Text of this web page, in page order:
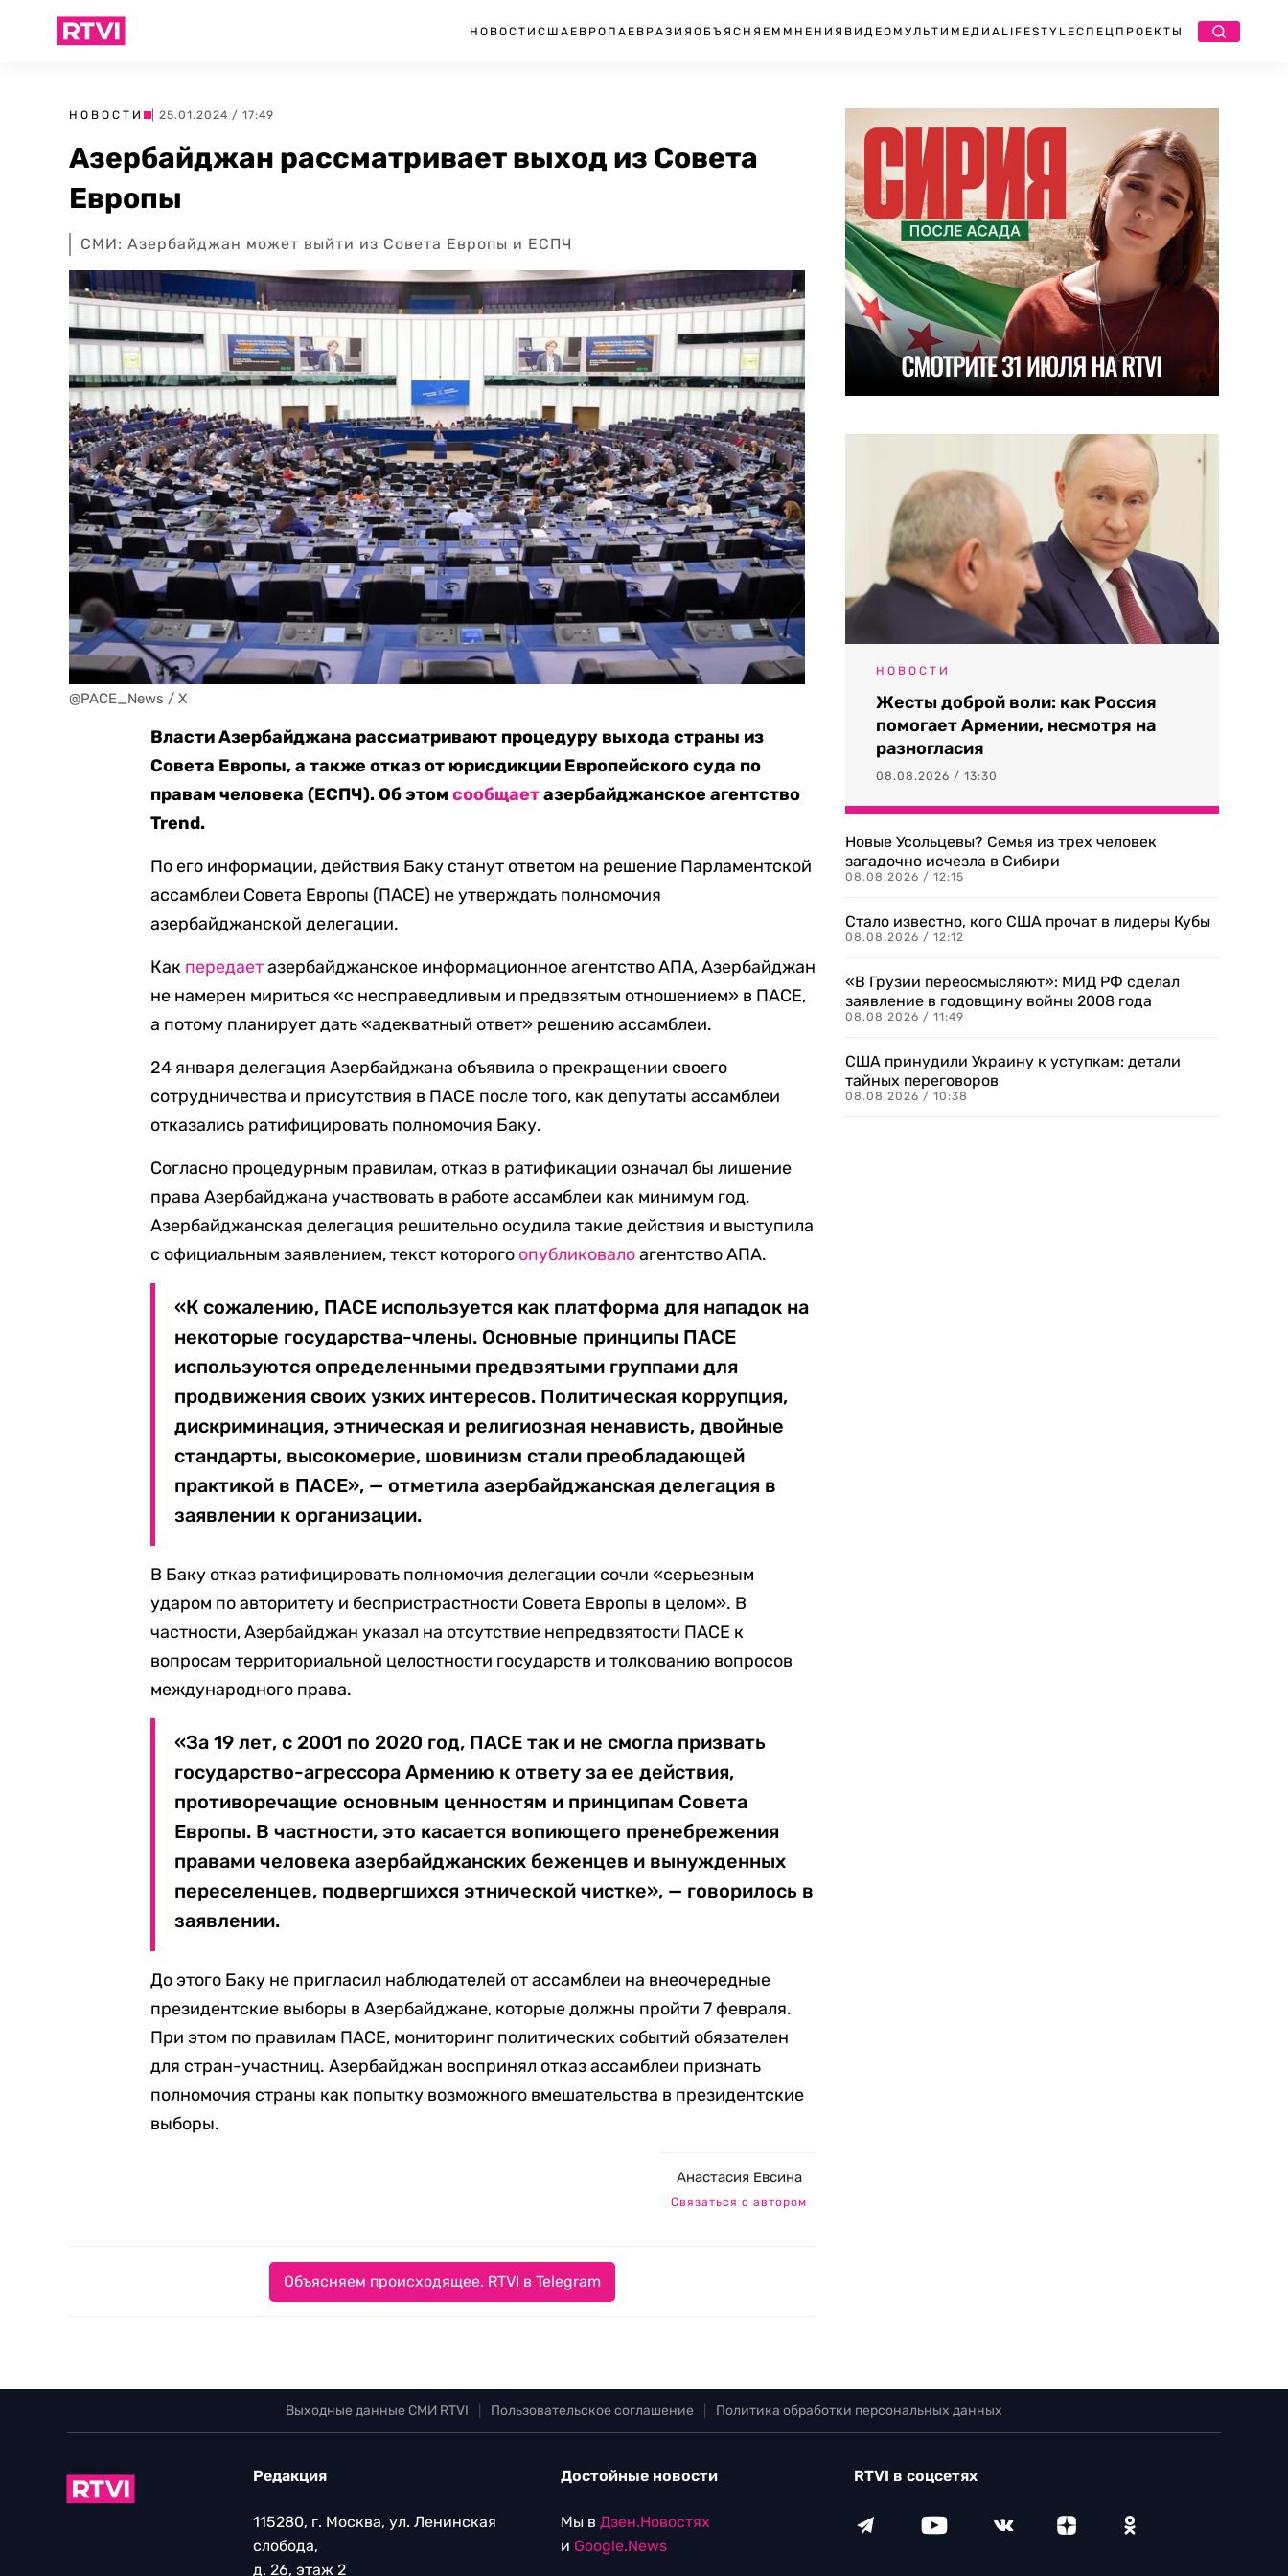
НОВОСТИ США ЕВРОПА ЕВРАЗИЯ ОБЪЯСНЯЕМ МНЕНИЯ ВИДЕО МУЛЬТИМЕДИА LIFESTYLEСПЕЦПРОЕКТЫ
НОВОСТИ | 25.01.2024 / 17:49
Азербайджан рассматривает выход из Совета
Европы
СМИ: Азербайджан может выйти из Совета Европы и ЕСПЧ
@PACE_News / X
Власти Азербайджана рассматривают процедуру выхода страны из
Совета Европы, а также отказ от юрисдикции Европейского суда по
правам человека (ЕСПЧ). Об этомсообщаетазербайджанское агентство
Trend.
По его информации, действия Баку станут ответом на решение Парламентской
ассамблеи Совета Европы (ПАСЕ) не утверждать полномочия
азербайджанской делегации.
Как передаетазербайджанское информационное агентство АПА, Азербайджан
не намерен мириться «с несправедливым и предвзятым отношением» в ПАСЕ,
а потому планирует дать «адекватный ответ» решению ассамблеи.
24 января делегация Азербайджана объявила о прекращении своего
сотрудничества и присутствия в ПАСЕ после того, как депутаты ассамблеи
отказались ратифицировать полномочия Баку.
Согласно процедурным правилам, отказ в ратификации означал бы лишение
права Азербайджана участвовать в работе ассамблеи как минимум год.
Азербайджанская делегация решительно осудила такие действия и выступила
с официальным заявлением, текст которого опубликовалоагентство АПА.
«К сожалению, ПАСЕ используется как платформа для нападок на
некоторые государства-члены. Основные принципы ПАСЕ
используются определенными предвзятыми группами для
продвижения своих узких интересов. Политическая коррупция,
дискриминация, этническая и религиозная ненависть, двойные
стандарты, высокомерие, шовинизм стали преобладающей
практикой в ПАСЕ», — отметила азербайджанская делегация в
заявлении к организации.
В Баку отказ ратифицировать полномочия делегации сочли «серьезным
ударом по авторитету и беспристрастности Совета Европы в целом». В
частности, Азербайджан указал на отсутствие непредвзятости ПАСЕ к
вопросам территориальной целостности государств и толкованию вопросов
международного права.
«За 19 лет, с 2001 по 2020 год, ПАСЕ так и не смогла призвать
государство-агрессора Армению к ответу за ее действия,
противоречащие основным ценностям и принципам Совета
Европы. В частности, это касается вопиющего пренебрежения
правами человека азербайджанских беженцев и вынужденных
переселенцев, подвергшихся этнической чистке», — говорилось в
заявлении.
До этого Баку не пригласил наблюдателей от ассамблеи на внеочередные
президентские выборы в Азербайджане, которые должны пройти 7 февраля.
При этом по правилам ПАСЕ, мониторинг политических событий обязателен
для стран-участниц. Азербайджан воспринял отказ ассамблеи признать
полномочия страны как попытку возможного вмешательства в президентские
выборы.
Анастасия Евсина
Связаться с автором
Объясняем происходящее. RTVI в Telegram
НОВОСТИ
Жесты доброй воли: как Россия
помогает Армении, несмотря на
разногласия
08.08.2026 / 13:30
Новые Усольцевы? Семья из трех человек
загадочно исчезла в Сибири
08.08.2026 / 12:15
Стало известно, кого США прочат в лидеры Кубы
08.08.2026 / 12:12
«В Грузии переосмысляют»: МИД РФ сделал
заявление в годовщину войны 2008 года
08.08.2026 / 11:49
США принудили Украину к уступкам: детали
тайных переговоров
08.08.2026 / 10:38
Выходные данные СМИ RTVI Пользовательское соглашение Политика обработки персональных данных
Редакция
115280, г. Москва, ул. Ленинская
слобода,
д. 26, этаж 2
Достойные новости
Мы в Дзен.Новостях
и Google.News
RTVI в соцсетях